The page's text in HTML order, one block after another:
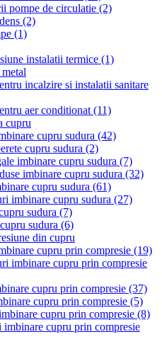
pompe de circulatie (2)
(2)
(1)
instalatii termice (1)
incalzire si instalatii sanitare
aer conditionat (11)
cupru
cupru sudura (42)
cupru sudura (2)
imbinare cupru sudura (7)
imbinare cupru sudura (32)
cupru sudura (61)
imbinare cupru sudura (27)
sudura (7)
sudura (6)
din cupru
cupru prin compresie (19)
imbinare cupru prin compresie
cupru prin compresie (37)
cupru prin compresie (5)
cupru prin compresie (8)
imbinare cupru prin compresie